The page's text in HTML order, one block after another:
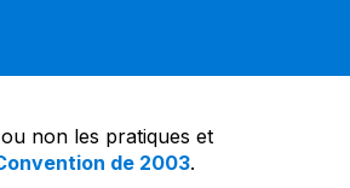
non les pratiques et
de 2003.